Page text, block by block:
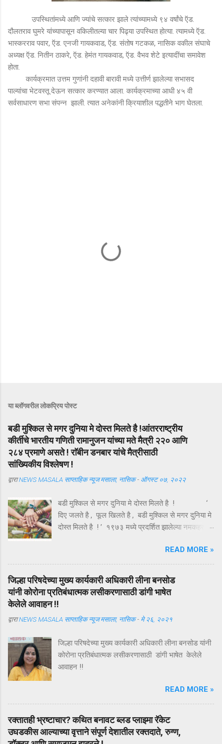
उपस्थितांमध्ये आणि ज्यांचे सत्कार झाले त्यांच्यामध्ये ९४ वर्षांचे ऍड.
दौलतराव घुमरे यांच्यापासून वकिलीतल्या चार पिढ्या उपस्थित होत्या. त्यामध्ये ऍड.
भास्करराव पवार, ऍड. एनजी गायकवाड, ऍड. संतोष गटकळ, नासिक वकील संघाचे
अध्यक्ष ऍड. नितीन ठाकरे, ऍड. हेमंत गायकवाड, ऍड. वैभव शेटे इत्यादींचा समावेश
होता.
कार्यक्रमात उत्तम गुणांनी दहावी बारावी मध्ये उत्तीर्ण झालेल्या सभासद
पाल्यांचा भेटवस्तू देऊन सत्कार करण्यात आला. कार्यक्रमाच्या आधी ४५ वी
सर्वसाधारण सभा संपन्न झाली. त्यात अनेकांनी क्रियाशील पद्धतीने भाग घेतला.
या ब्लॉगवरील लोकप्रिय पोस्ट
बडी मुश्किल से मगर दुनिया मे दोस्त मिलते है !आंतरराष्ट्रीय
कीर्तीचे भारतीय गणिती रामानुजन यांच्या मते मैत्री २२० आणि
२८४ प्रमाणे असते ! राॅबीन डनबार यांचे मैत्रीसाठी
सांख्यिकीय विश्लेषण !
द्वाराNEWS MASALA साप्ताहिक न्यूज मसाला, नासिक - ऑगस्ट ०७, २०२२
बडी मुश्किल से मगर दुनिया मे दोस्त मिलते है ! ‘
दिए जलते है , फूल खिलते है , बडी मुश्किल से मगर दुनिया मे
दोस्त मिलते है ! ’ १९७३ मध्ये प्रदर्शित झालेल्या नमकहराम
आणि अर्थपूर्ण आहे . ऑगस्ट महिन्यातील पहिला रविवार ( यंदा
दि . ७ ऑगस्ट ) म्हणजे तरुणाईचा आवडता ‘ फ्रेंडशिप डे ’
अर्थात मैत्री दिन . या दिवशी विविध रंगांचे धागे एकमेकांच्या
हातावर बांधून मैत्रीचे संदेश एकमेकांना पाठविले जातात . या
संदेशांमधून मैत्रीच्या वेगवेगळ्या व्याख्या वाचावयास मिळतात .
असतो , अशी मित्राची व्याख्या बहूतेकांनी केलेली पहावयास
नसून ज्याला आपल्या मित्राच्या उन्नतीतून खरा आनंद मिळतो
, तोच खरा मित्र असतो ’ अशी मैत्रीची अचूक व्याख्या हिंदी
कवी कमलेश्वर यांनी केली आहे ...
READ MORE »
जिल्हा परिषदेच्या मुख्य कार्यकारी अधिकारी लीना बनसोड
यांनी कोरोना प्रतिबंधात्मक लसीकरणासाठी डांगी भाषेत
केलेले आवाहन !!
द्वाराNEWS MASALA साप्ताहिक न्यूज मसाला, नासिक - मे २६, २०२१
जिल्हा परिषदेच्या मुख्य कार्यकारी अधिकारी लीना बनसोड यांनी
कोरोना प्रतिबंधात्मक लसीकरणासाठी डांगी भाषेत केलेले
आवाहन !!
READ MORE »
रक्तातही भ्रष्टाचार? कथित बनावट ब्लड प्लाझ्मा रॅकेट
उघडकीस आल्याच्या वृत्ताने संपूर्ण देशातील रक्तदाते, रुग्ण,